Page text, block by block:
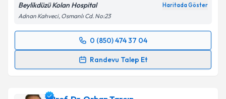
Beylikdüzü Kolan Hospital Haritada Göster
Adnan Kahveci, Osmanlı Cd. No:23
0 (850) 474 37 04
Randevu Talep Et
Randevu Takvimi Talebi